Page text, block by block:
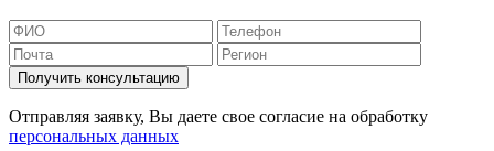
Получить консультацию
Отправляя заявку, Вы даете свое согласие на обработку
персональных данных